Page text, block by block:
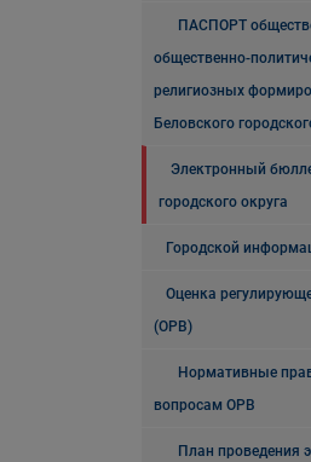
ПАСПОРТ
общественно-
религиозных
Беловского
Электронный
городского округа
Городской
Оценка
(ОРВ)
Нормативные
вопросам ОРВ
План проведения